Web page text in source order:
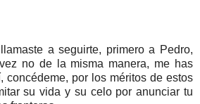
a seguirte, primero a Pedro,
no de la misma manera, me has
concédeme, por los méritos de estos
su vida y su celo por anunciar tu